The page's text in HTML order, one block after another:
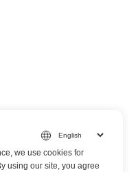
we use cookies for
using our site, you agree